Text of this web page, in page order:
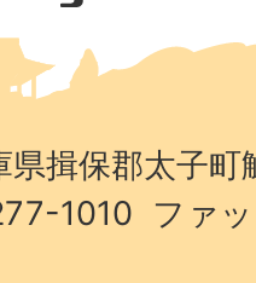
揖保郡太子町
1010 ファ